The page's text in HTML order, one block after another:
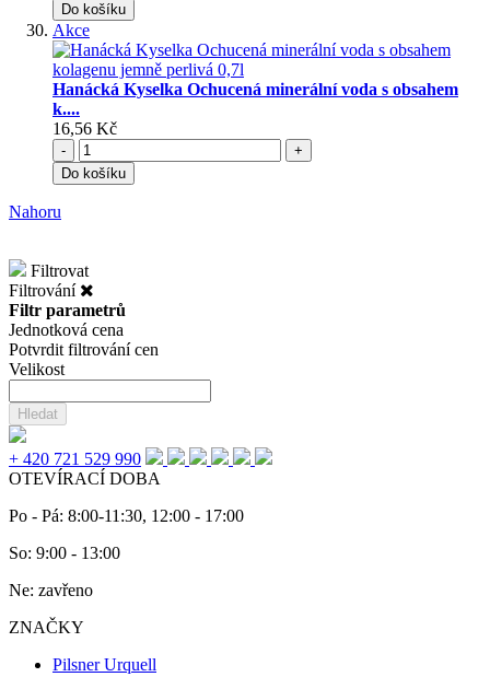
Do košíku
Akce
Hanácká Kyselka Ochucená minerální voda s obsahem
k....
16,56 Kč
-
+
Do košíku
Nahoru
Filtrovat
Filtrování
Filtr parametrů
Jednotková cena
Potvrdit filtrování cen
Velikost
Hledat
+ 420 721 529 990
OTEVÍRACÍ DOBA
Po - Pá: 8:00-11:30, 12:00 - 17:00
So: 9:00 - 13:00
Ne: zavřeno
ZNAČKY
Pilsner Urquell